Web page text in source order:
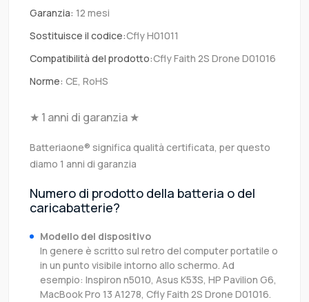
Garanzia: 12 mesi
Sostituisce il codice:Cfly H01011
Compatibilità del prodotto:Cfly Faith 2S Drone D01016
Norme: CE, RoHS
★ 1 anni di garanzia ★
Batteriaone® significa qualità certificata, per questo
diamo 1 anni di garanzia
Numero di prodotto della batteria o del
caricabatterie?
Modello del dispositivo
In genere è scritto sul retro del computer portatile o
in un punto visibile intorno allo schermo. Ad
esempio: Inspiron n5010, Asus K53S, HP Pavilion G6,
MacBook Pro 13 A1278, Cfly Faith 2S Drone D01016.